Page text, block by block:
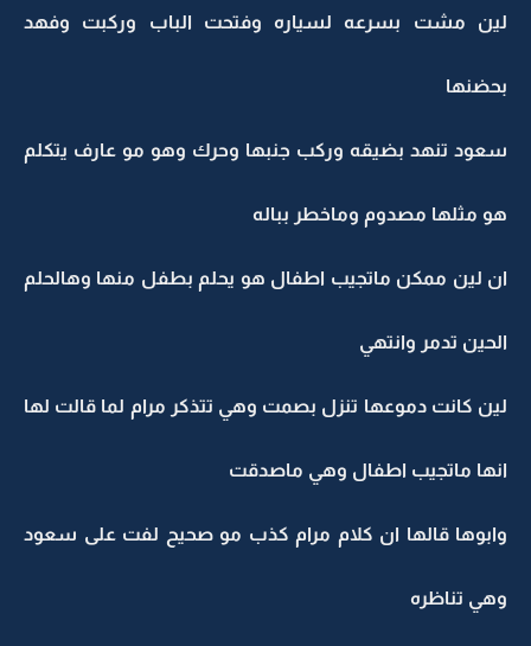
لين مشت بسرعه لسياره وفتحت الباب وركبت وفهد
بحضنها
سعود تنهد بضيقه وركب جنبها وحرك وهو مو عارف يتكلم
هو مثلها مصدوم وماخطر بباله
ان لين ممكن ماتجيب اطفال هو يحلم بطفل منها وهالحلم
الحين تدمر وانتهي
لين كانت دموعها تنزل بصمت وهي تتذكر مرام لما قالت لها
انها ماتجيب اطفال وهي ماصدقت
وابوها قالها ان كلام مرام كذب مو صحيح لفت على سعود
وهي تناظره